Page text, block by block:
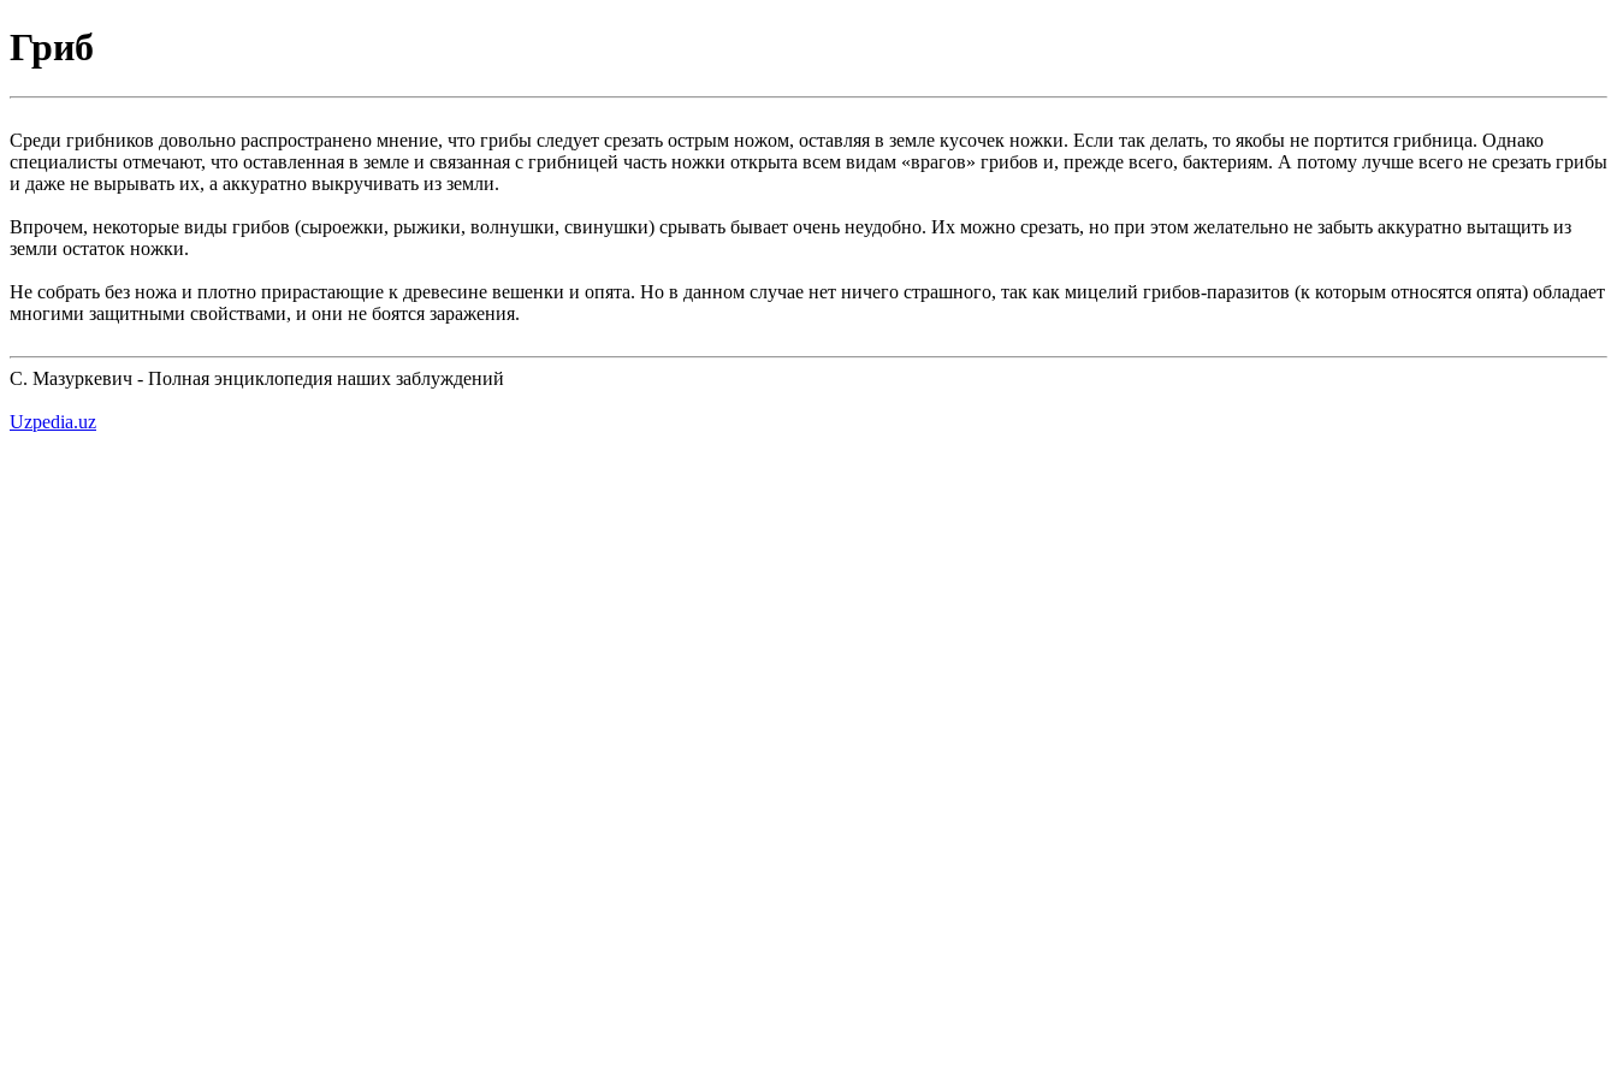
Гриб
Среди грибников довольно распространено мнение, что грибы следует срезать острым ножом, оставляя в земле кусочек ножки. Если так делать, то якобы не портится грибница. Однако
специалисты отмечают, что оставленная в земле и связанная с грибницей часть ножки открыта всем видам «врагов» грибов и, прежде всего, бактериям. А потому лучше всего не срезать грибы
и даже не вырывать их, а аккуратно выкручивать из земли.
Впрочем, некоторые виды грибов (сыроежки, рыжики, волнушки, свинушки) срывать бывает очень неудобно. Их можно срезать, но при этом желательно не забыть аккуратно вытащить из
земли остаток ножки.
Не собрать без ножа и плотно прирастающие к древесине вешенки и опята. Но в данном случае нет ничего страшного, так как мицелий грибов-паразитов (к которым относятся опята) обладает
многими защитными свойствами, и они не боятся заражения.
С. Мазуркевич - Полная энциклопедия наших заблуждений
Uzpedia.uz